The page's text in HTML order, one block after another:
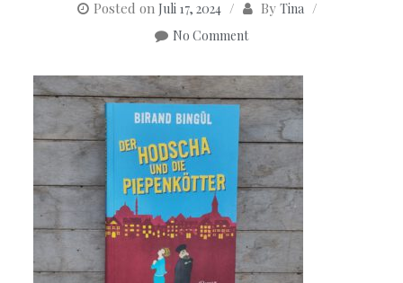
Posted on Juli 17, 2024 By Tina
No Comment